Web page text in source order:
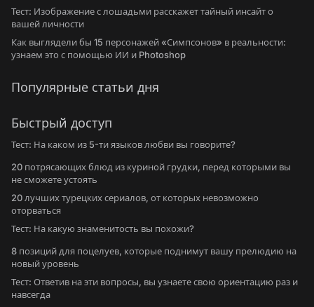
Тест: Изображение с лошадьми расскажет тайный инсайт о
вашей личности
Как выглядели бы 15 персонажей «Симпсонов» в реальности:
узнаем это с помощью ИИ и Photoshop
Популярные статьи дня
Быстрый доступ
Тест: На каком из 5-ти языков любви вы говорите?
20 потрясающих блюд из куриной грудки, перед которыми вы
не сможете устоять
20 лучших турецких сериалов, от которых невозможно
оторваться
Тест: На какую знаменитость вы похожи?
8 позиций для поцелуев, которые поднимут вашу прелюдию на
новый уровень
Тест: Ответив на эти вопросы, вы узнаете свою ориентацию раз и
навсегда